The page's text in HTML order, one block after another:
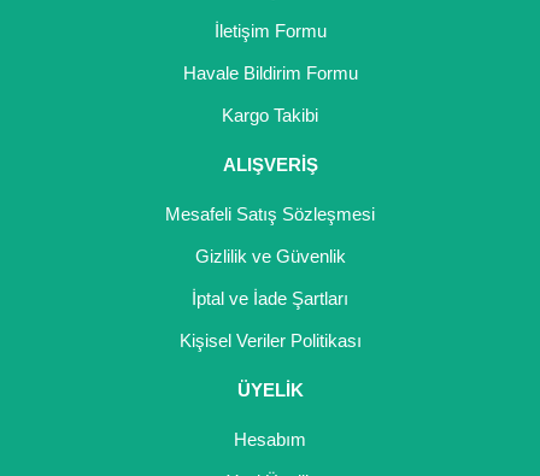
İletişim Formu
Havale Bildirim Formu
Kargo Takibi
ALIŞVERİŞ
Mesafeli Satış Sözleşmesi
Gizlilik ve Güvenlik
İptal ve İade Şartları
Kişisel Veriler Politikası
ÜYELİK
Hesabım